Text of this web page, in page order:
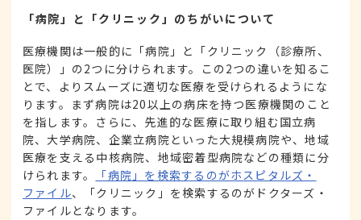
「病院」と「クリニック」のちがいについて
医療機関は一般的に「病院」と「クリニック（診療所、
医院）」の2つに分けられます。この2つの違いを知るこ
とで、よりスムーズに適切な医療を受けられるようにな
ります。まず病院は20以上の病床を持つ医療機関のこと
を指します。さらに、先進的な医療に取り組む国立病
院、大学病院、企業立病院といった大規模病院や、地域
医療を支える中核病院、地域密着型病院などの種類に分
けられます。
「病院」を検索するのがホスピタルズ・
ファイル、「クリニック」を検索するのがドクターズ・
ファイルとなります。